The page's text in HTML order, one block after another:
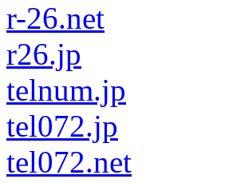
r-26.net
r26.jp
telnum.jp
tel072.jp
tel072.net